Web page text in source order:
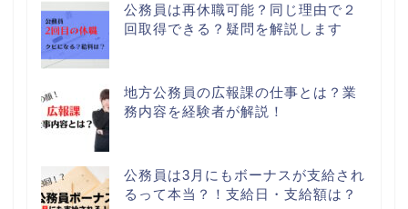
公務員は再休職可能？同じ理由で２
回取得できる？疑問を解説します
地方公務員の広報課の仕事とは？業
務内容を経験者が解説！
公務員は3月にもボーナスが支給され
るって本当？！支給日・支給額は？